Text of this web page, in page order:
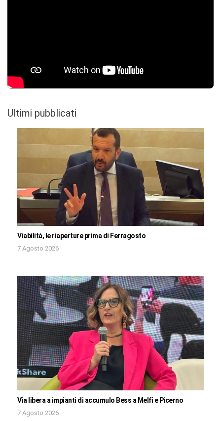
Ultimi pubblicati
Viabilità, le riaperture prima di Ferragosto
7 Agosto 2026
Via libera a impianti di accumulo Bess a Melfi e Picerno
7 Agosto 2026